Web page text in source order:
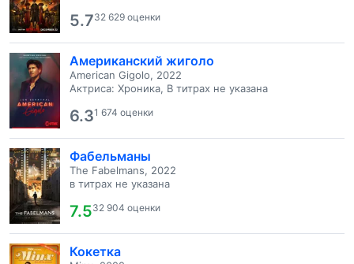
5.732 629 оценки
Американский жиголо
American Gigolo, 2022
Актриса: Хроника, В титрах не указана
6.31 674 оценки
Фабельманы
The Fabelmans, 2022
в титрах не указана
7.532 904 оценки
Кокетка